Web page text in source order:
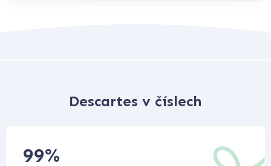
Descartes v číslech
99%